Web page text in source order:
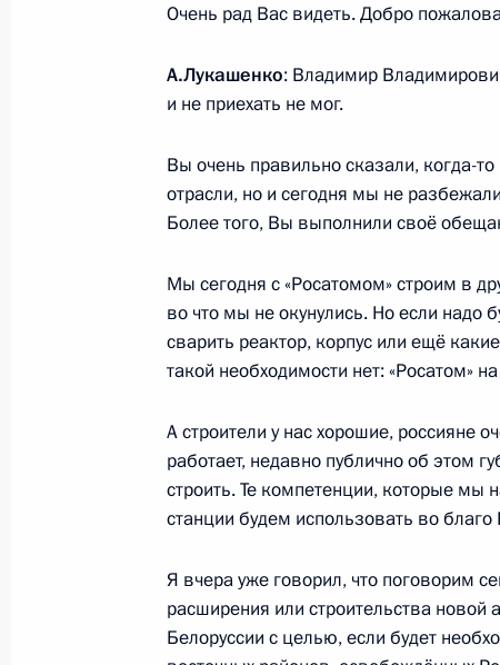
Концерт по случаю 10-летия
Вручение государственных наград
3 октября 2025 года, 16:10 Сириус
Встреча с Президентом
Додиком
2 октября 2025 года, 23:15 Сочи
Заседание дискуссионного клуба
2 октября 2025 года, 22:10 Сочи
Очень рад Вас видеть. Добро
А.Лукашенко: Владимир
и не приехать не мог.
Вы очень правильно сказали, когда-
отрасли, но и сегодня мы не
Более того, Вы выполнили своё
Мы сегодня с «Росатомом» строим в
во что мы не окунулись. Но если надо
сварить реактор, корпус или ещё
такой необходимости нет: «Росатом»
А строители у нас хорошие, россияне
работает, недавно публично об этом
строить. Те компетенции, которые мы
станции будем использовать во благо
Я вчера уже говорил, что поговорим
расширения или строительства
Белоруссии с целью, если будет